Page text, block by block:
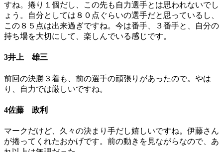
すね。捲り１個だし、この先も自力選手とは思われないでし
ょう。自分としては８０点ぐらいの選手だと思っているし、
この８５点は出来過ぎですね。今は番手、３番手と、自分の
持ち場を大切にして、楽しんでいる感じです。
3井上 雄三
前回の決勝３着も、前の選手の頑張りがあったので。やは
り、自力では厳しいですね。
4佐藤 政利
マークだけど、久々の決まり手だし嬉しいですね。伊藤さん
が捲ってくれたおかげです。前の動きを見ながらなので、あ